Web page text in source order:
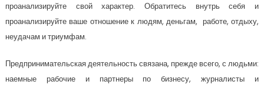
проанализируйте свой характер. Обратитесь внутрь себя и
проанализируйте ваше отношение к людям, деньгам, работе, отдыху,
неудачам и триумфам.
Предпринимательская деятельность связана, прежде всего, с людьми:
наемные рабочие и партнеры по бизнесу, журналисты и